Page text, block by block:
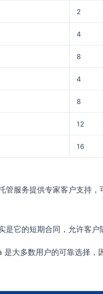
2
4
8
4
8
12
16
管服务提供专家客户支持
是它的短期合同，允许客
大多数用户的可靠选择，